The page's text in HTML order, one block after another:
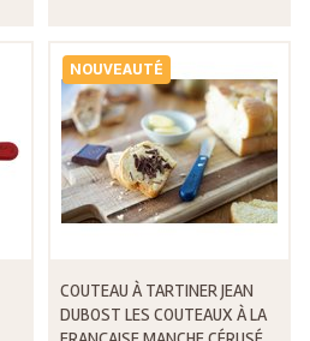
NOUVEAUTÉ
COUTEAU À TARTINER JEAN
DUBOST LES COUTEAUX À LA